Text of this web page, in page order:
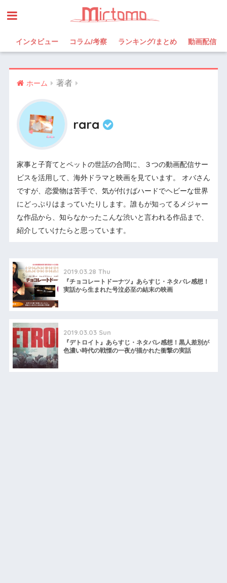
インタビュー コラム/考察 ランキング/まとめ 動画配信
ホーム 著者
rara
家事と子育てとペットの世話の合間に、３つの動画配信サー
ビスを活用して、海外ドラマと映画を見ています。 オバさん
ですが、恋愛物は苦手で、気が付けばハードでヘビーな世界
にどっぷりはまっていたりします。誰もが知ってるメジャー
な作品から、知らなかったこんな渋いと言われる作品まで、
紹介していけたらと思っています。
2019.03.28 Thu
『チョコレートドーナツ』あらすじ・ネタバレ感想！
実話から生まれた号泣必至の結末の映画
2019.03.03 Sun
『デトロイト』あらすじ・ネタバレ感想！黒人差別が
色濃い時代の戦慄の一夜が描かれた衝撃の実話